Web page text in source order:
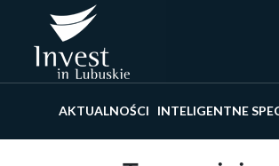
AKTUALNOŚCI INTELIGENTNE